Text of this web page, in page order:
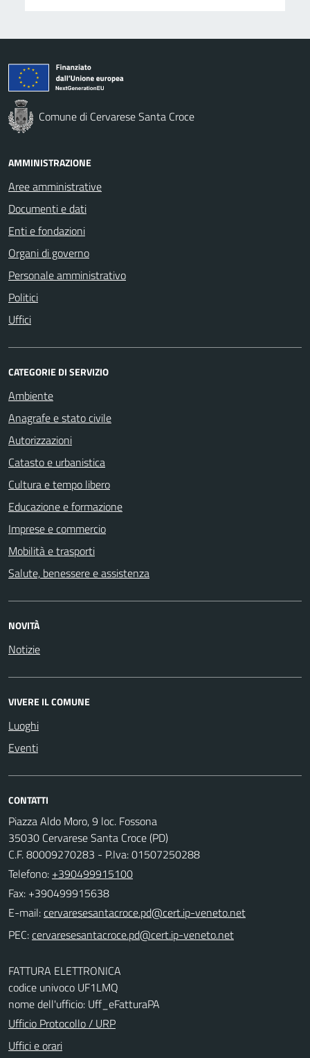
Comune di Cervarese Santa Croce
AMMINISTRAZIONE
Aree amministrative
Documenti e dati
Enti e fondazioni
Organi di governo
Personale amministrativo
Politici
Uffici
CATEGORIE DI SERVIZIO
Ambiente
Anagrafe e stato civile
Autorizzazioni
Catasto e urbanistica
Cultura e tempo libero
Educazione e formazione
Imprese e commercio
Mobilità e trasporti
Salute, benessere e assistenza
NOVITÀ
Notizie
VIVERE IL COMUNE
Luoghi
Eventi
CONTATTI
Piazza Aldo Moro, 9 loc. Fossona
35030 Cervarese Santa Croce (PD)
C.F. 80009270283 - P.Iva: 01507250288
Telefono: +390499915100
Fax: +390499915638
E-mail:
PEC:
FATTURA ELETTRONICA
codice univoco UF1LMQ
nome dell'ufficio: Uff_eFatturaPA
Ufficio Protocollo / URP
Uffici e orari